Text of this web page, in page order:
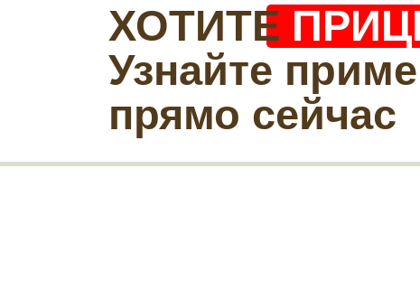
ХОТИТЕ
Узнайте
прямо сейчас